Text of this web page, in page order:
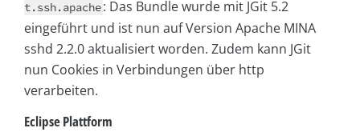
t.ssh.apache: Das Bundle wurde mit JGit 5.2
eingeführt und ist nun auf Version Apache MINA
sshd 2.2.0 aktualisiert worden. Zudem kann JGit
nun Cookies in Verbindungen über http
verarbeiten.
Eclipse Plattform